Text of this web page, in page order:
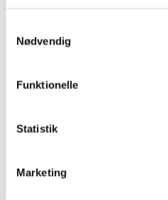
Nødvendig
Funktionelle
Statistik
Marketing